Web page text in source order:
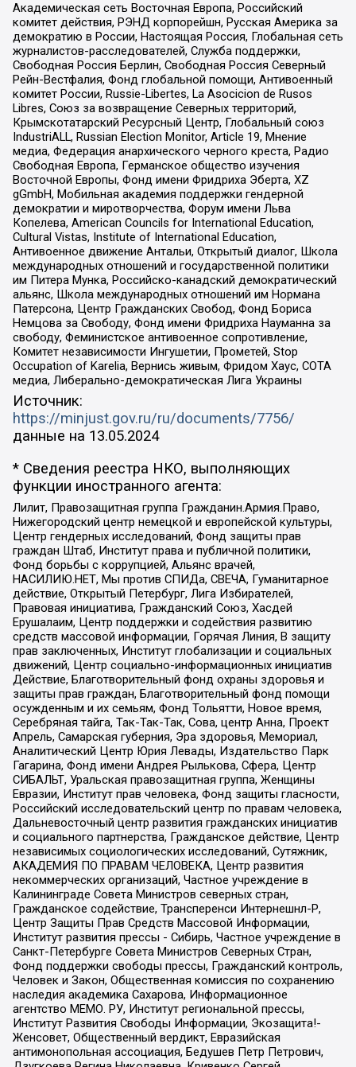
Академическая сеть Восточная Европа, Российский
комитет действия, РЭНД корпорейшн, Русская Америка за
демократию в России, Настоящая Россия, Глобальная сеть
журналистов-расследователей, Служба поддержки,
Свободная Россия Берлин, Свободная Россия Северный
Рейн-Вестфалия, Фонд глобальной помощи, Антивоенный
комитет России, Russie-Libertes, La Asocicion de Rusos
Libres, Союз за возвращение Северных территорий,
Крымскотатарский Ресурсный Центр, Глобальный союз
IndustriALL, Russian Election Monitor, Article 19, Мнение
медиа, Федерация анархического черного креста, Радио
Свободная Европа, Германское общество изучения
Восточной Европы, Фонд имени Фридриха Эберта, XZ
gGmbH, Мобильная академия поддержки гендерной
демократии и миротворчества, Форум имени Льва
Копелева, American Councils for International Education,
Cultural Vistas, Institute of International Education,
Антивоенное движение Антальи, Открытый диалог, Школа
международных отношений и государственной политики
им Питера Мунка, Российско-канадский демократический
альянс, Школа международных отношений им Нормана
Патерсона, Центр Гражданских Свобод, Фонд Бориса
Немцова за Свободу, Фонд имени Фридриха Науманна за
свободу, Феминистское антивоенное сопротивление,
Комитет независимости Ингушетии, Прометей, Stop
Occupation of Karelia, Вернись живым, Фридом Хаус, СОТА
медиа, Либерально-демократическая Лига Украины
Источник:
https://minjust.gov.ru/ru/documents/7756/
данные на 13.05.2024
* Сведения реестра НКО, выполняющих
функции иностранного агента:
Лилит, Правозащитная группа Гражданин.Армия.Право,
Нижегородский центр немецкой и европейской культуры,
Центр гендерных исследований, Фонд защиты прав
граждан Штаб, Институт права и публичной политики,
Фонд борьбы с коррупцией, Альянс врачей,
НАСИЛИЮ.НЕТ, Мы против СПИДа, СВЕЧА, Гуманитарное
действие, Открытый Петербург, Лига Избирателей,
Правовая инициатива, Гражданский Союз, Хасдей
Ерушалаим, Центр поддержки и содействия развитию
средств массовой информации, Горячая Линия, В защиту
прав заключенных, Институт глобализации и социальных
движений, Центр социально-информационных инициатив
Действие, Благотворительный фонд охраны здоровья и
защиты прав граждан, Благотворительный фонд помощи
осужденным и их семьям, Фонд Тольятти, Новое время,
Серебряная тайга, Так-Так-Так, Сова, центр Анна, Проект
Апрель, Самарская губерния, Эра здоровья, Мемориал,
Аналитический Центр Юрия Левады, Издательство Парк
Гагарина, Фонд имени Андрея Рылькова, Сфера, Центр
СИБАЛЬТ, Уральская правозащитная группа, Женщины
Евразии, Институт прав человека, Фонд защиты гласности,
Российский исследовательский центр по правам человека,
Дальневосточный центр развития гражданских инициатив
и социального партнерства, Гражданское действие, Центр
независимых социологических исследований, Сутяжник,
АКАДЕМИЯ ПО ПРАВАМ ЧЕЛОВЕКА, Центр развития
некоммерческих организаций, Частное учреждение в
Калининграде Совета Министров северных стран,
Гражданское содействие, Трансперенси Интернешнл-Р,
Центр Защиты Прав Средств Массовой Информации,
Институт развития прессы - Сибирь, Частное учреждение в
Санкт-Петербурге Совета Министров Северных Стран,
Фонд поддержки свободы прессы, Гражданский контроль,
Человек и Закон, Общественная комиссия по сохранению
наследия академика Сахарова, Информационное
агентство МЕМО. РУ, Институт региональной прессы,
Институт Развития Свободы Информации, Экозащита!-
Женсовет, Общественный вердикт, Евразийская
антимонопольная ассоциация, Бедушев Петр Петрович,